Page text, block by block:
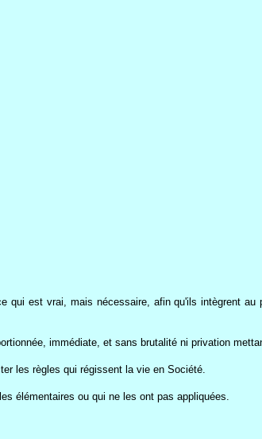
qui est vrai, mais nécessaire, afin qu'ils intègrent
immédiate, et sans brutalité ni privation
les règles qui régissent la vie en Société.
élémentaires ou qui ne les ont pas appliquées.